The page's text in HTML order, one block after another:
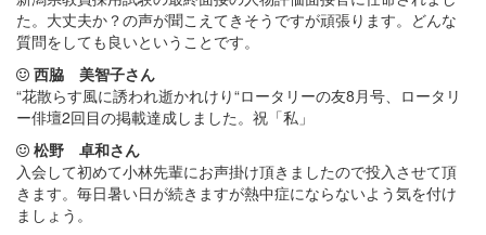
た。大丈夫か？の声が聞こえてきそうですが頑張ります。どんな
質問をしても良いということです。
西脇 美智子さん
“花散らす風に誘われ逝かれけり“ロータリーの友8月号、ロータリ
ー俳壇2回目の掲載達成しました。祝「私」
松野 卓和さん
入会して初めて小林先輩にお声掛け頂きましたので投入させて頂
きます。毎日暑い日が続きますが熱中症にならないよう気を付け
ましょう。